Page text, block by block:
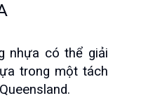
nhựa có thể giải
trong một tách